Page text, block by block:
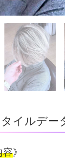
イルデー
容》